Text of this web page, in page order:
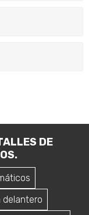
DE
delantero